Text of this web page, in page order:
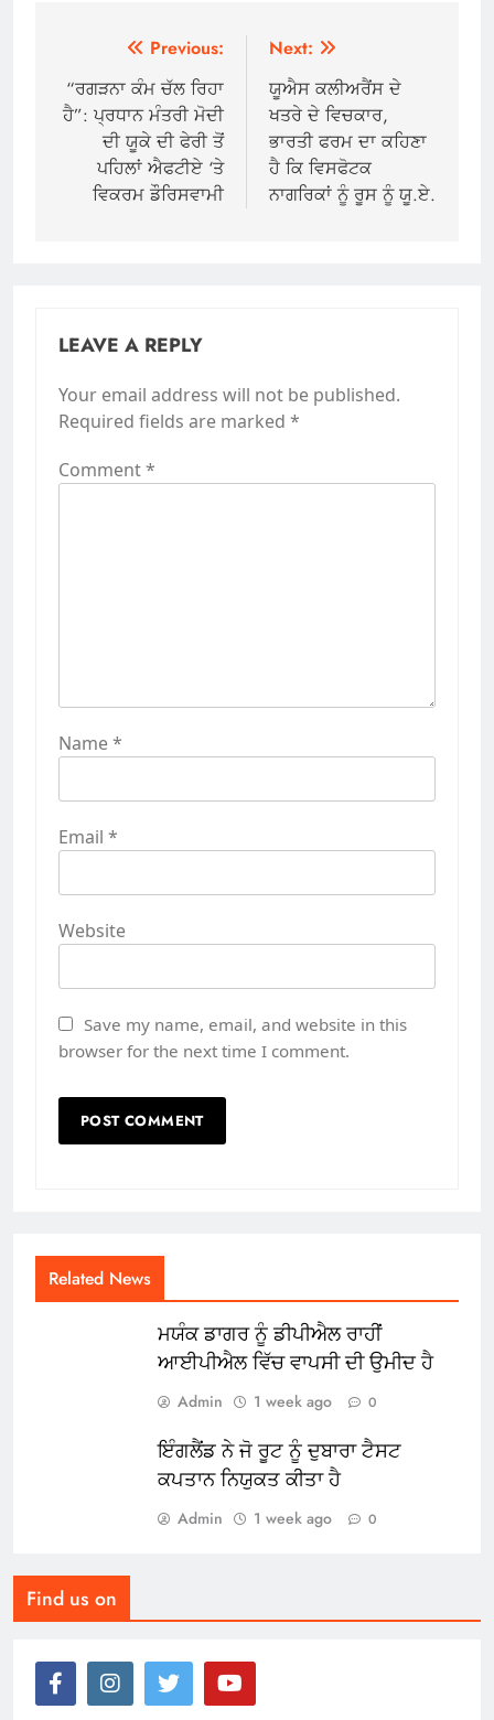
navigation
Previous:
“ਰਗੜਨਾ ਕੰਮ ਚੱਲ ਰਿਹਾ
ਹੈ”: ਪ੍ਰਧਾਨ ਮੰਤਰੀ ਮੋਦੀ
ਦੀ ਯੂਕੇ ਦੀ ਫੇਰੀ ਤੋਂ
ਪਹਿਲਾਂ ਐਫਟੀਏ ‘ਤੇ
ਵਿਕਰਮ ਡੌਰਿਸਵਾਮੀ
Next:
ਯੂਐਸ ਕਲੀਅਰੈਂਸ ਦੇ
ਖਤਰੇ ਦੇ ਵਿਚਕਾਰ,
ਭਾਰਤੀ ਫਰਮ ਦਾ ਕਹਿਣਾ
ਹੈ ਕਿ ਵਿਸਫੋਟਕ
ਨਾਗਰਿਕਾਂ ਨੂੰ ਰੂਸ ਨੂੰ ਯੂ.ਏ.
LEAVE A REPLY
Your email address will not be published.
Required fields are marked *
Comment*
Name*
Email *
Website
Save my name, email, and website in this
browser for the next time I comment.
Related News
ਮਯੰਕ ਡਾਗਰ ਨੂੰ ਡੀਪੀਐਲ ਰਾਹੀਂ
ਆਈਪੀਐਲ ਵਿੱਚ ਵਾਪਸੀ ਦੀ ਉਮੀਦ ਹੈ
Admin 1 week ago 0
ਇੰਗਲੈਂਡ ਨੇ ਜੋ ਰੂਟ ਨੂੰ ਦੁਬਾਰਾ ਟੈਸਟ
ਕਪਤਾਨ ਨਿਯੁਕਤ ਕੀਤਾ ਹੈ
Admin 1 week ago 0
Find us on